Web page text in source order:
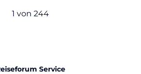
1 von 244
Service